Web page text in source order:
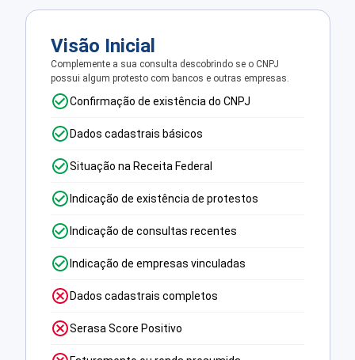
Visão Inicial
Complemente a sua consulta descobrindo se o CNPJ
possui algum protesto com bancos e outras empresas.
Confirmação de existência do CNPJ
Dados cadastrais básicos
Situação na Receita Federal
Indicação de existência de protestos
Indicação de consultas recentes
Indicação de empresas vinculadas
Dados cadastrais completos
Serasa Score Positivo